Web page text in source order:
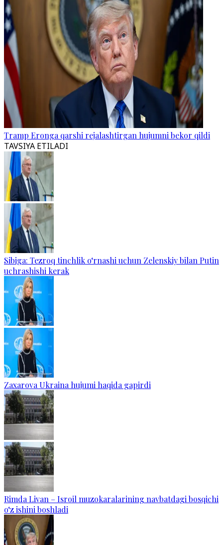
Tramp Eronga qarshi rejalashtirgan hujumni bekor qildi
TAVSIYA ETILADI
Sibiga: Tezroq tinchlik o‘rnashi uchun Zelenskiy bilan Putin
uchrashishi kerak
Zaxarova Ukraina hujumi haqida gapirdi
Rimda Livan – Isroil muzokaralarining navbatdagi bosqichi
o‘z ishini boshladi